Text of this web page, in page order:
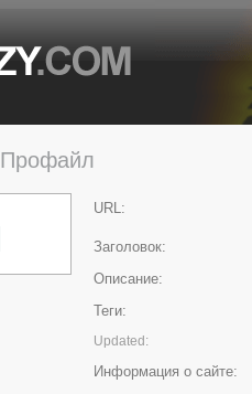
Профайл
URL:
Заголовок:
Описание:
Теги:
Updated:
Информация о сайте: